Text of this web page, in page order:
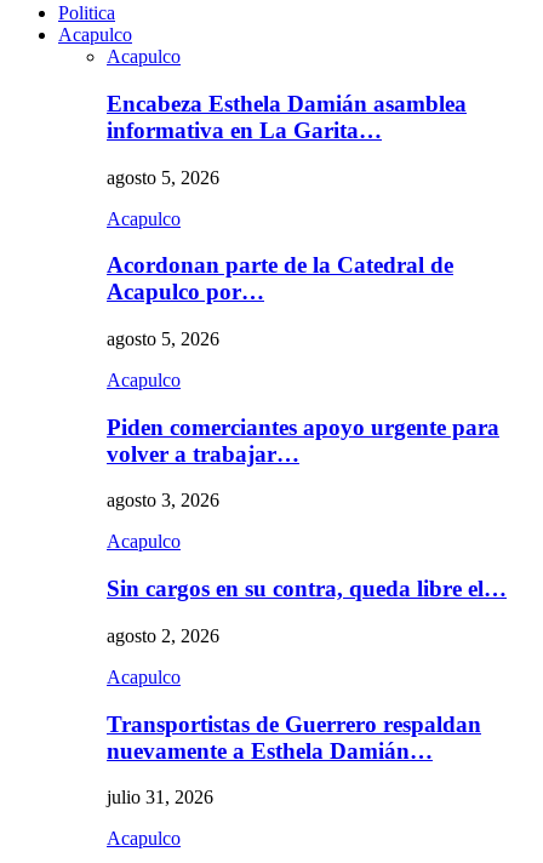
Politica
Acapulco
Acapulco
Encabeza Esthela Damián asamblea
informativa en La Garita…
agosto 5, 2026
Acapulco
Acordonan parte de la Catedral de
Acapulco por…
agosto 5, 2026
Acapulco
Piden comerciantes apoyo urgente para
volver a trabajar…
agosto 3, 2026
Acapulco
Sin cargos en su contra, queda libre el…
agosto 2, 2026
Acapulco
Transportistas de Guerrero respaldan
nuevamente a Esthela Damián…
julio 31, 2026
Acapulco